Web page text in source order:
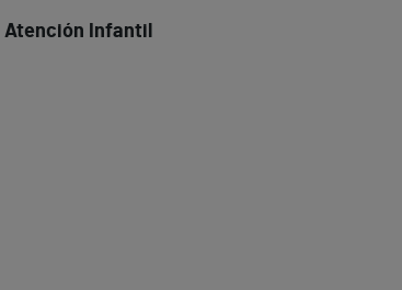
Atención Infantil